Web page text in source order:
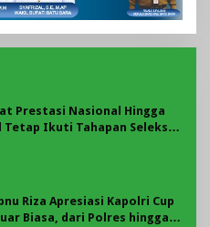
Prestasi Nasional Hingga
Ikuti Tahapan Seleksi
Riza Apresiasi Kapolri Cup
Biasa, dari Polres hingga